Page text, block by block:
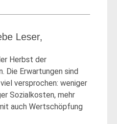
Leser,
Herbst der
Die Erwartungen sind
versprochen: weniger
Sozialkosten, mehr
auch Wertschöpfung